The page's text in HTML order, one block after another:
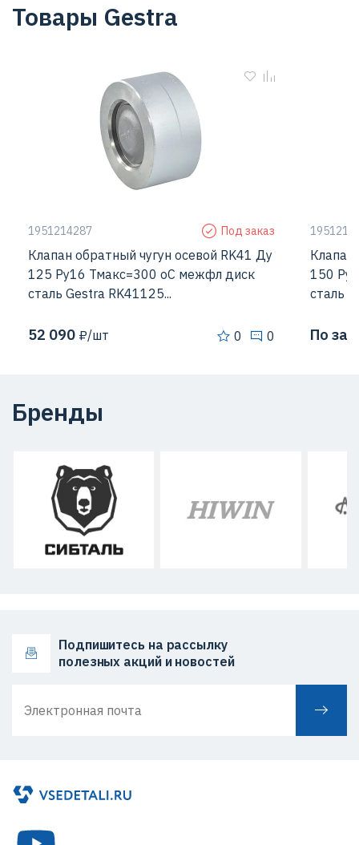
Товары Gestra
1951214287 Под заказ
Клапан обратный чугун осевой RK41 Ду
125 Ру16 Тмакс=300 оС межфл диск
сталь Gestra RK41125...
52 090 ₽/шт 0 0
Клапан
150
сталь
По
Бренды
Подпишитесь на рассылку
полезных акций и новостей